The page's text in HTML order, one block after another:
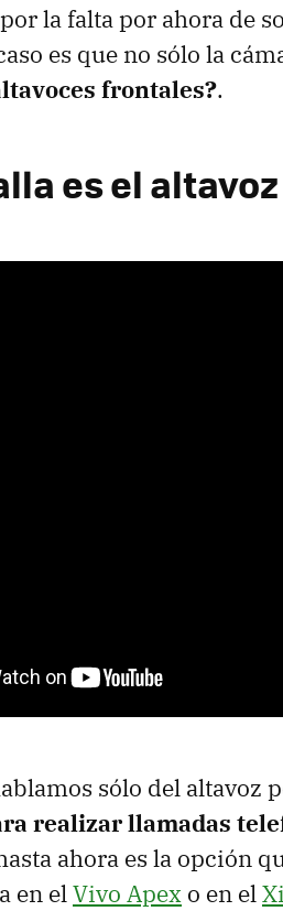
la falta por ahora de
es que no sólo la
frontales?.
es el altavoz
sólo del altavoz
realizar llamadas
ahora es la opción
en elVivo Apex o en el